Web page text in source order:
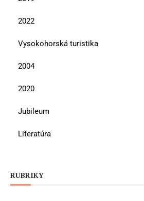
2022
Vysokohorská turistika
2004
2020
Jubileum
Literatúra
RUBRIKY